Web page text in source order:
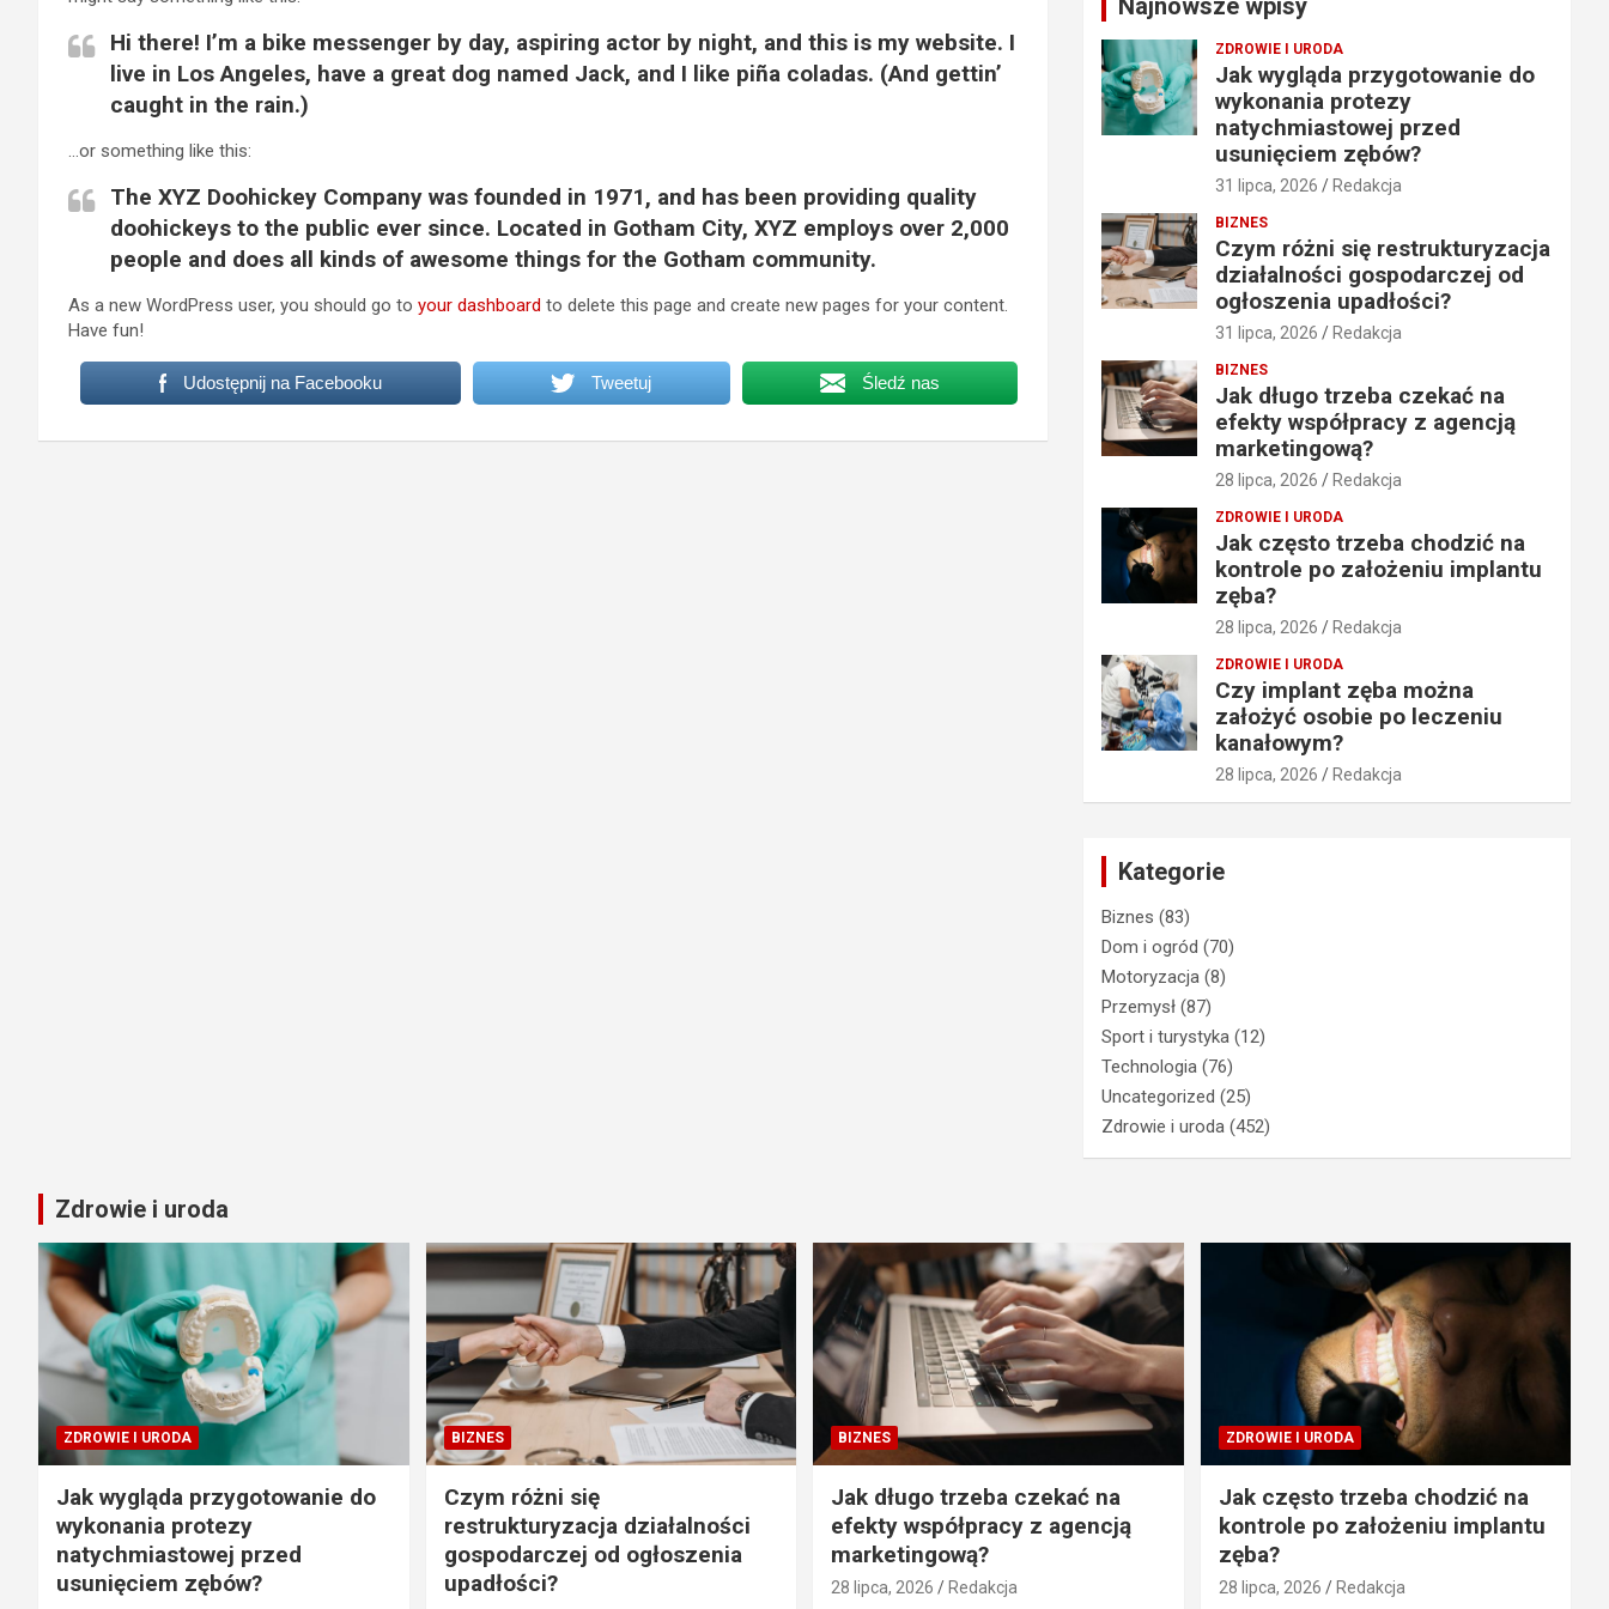
Hi there! I’m a bike messenger by day, aspiring actor by night, and this is my website. I
live in Los Angeles, have a great dog named Jack, and I like piña coladas. (And gettin’
caught in the rain.)
…or something like this:
The XYZ Doohickey Company was founded in 1971, and has been providing quality
doohickeys to the public ever since. Located in Gotham City, XYZ employs over 2,000
people and does all kinds of awesome things for the Gotham community.
As a new WordPress user, you should go to your dashboard to delete this page and create new pages for your content.
Have fun!
Udostępnij na Facebooku Tweetuj Śledź nas
Najnowsze wpisy
ZDROWIE I URODA
Jak wygląda przygotowanie do
wykonania protezy
natychmiastowej przed
usunięciem zębów?
31 lipca, 2026 Redakcja
BIZNES
Czym różni się restrukturyzacja
działalności gospodarczej od
ogłoszenia upadłości?
31 lipca, 2026 Redakcja
BIZNES
Jak długo trzeba czekać na
efekty współpracy z agencją
marketingową?
28 lipca, 2026 Redakcja
ZDROWIE I URODA
Jak często trzeba chodzić na
kontrole po założeniu implantu
zęba?
28 lipca, 2026 Redakcja
ZDROWIE I URODA
Czy implant zęba można
założyć osobie po leczeniu
kanałowym?
28 lipca, 2026 Redakcja
Kategorie
Biznes (83)
Dom i ogród (70)
Motoryzacja (8)
Przemysł (87)
Sport i turystyka (12)
Technologia (76)
Uncategorized (25)
Zdrowie i uroda (452)
Zdrowie i uroda
ZDROWIE I URODA
Jak wygląda przygotowanie do
wykonania protezy
natychmiastowej przed
usunięciem zębów?
BIZNES
Czym różni się
restrukturyzacja działalności
gospodarczej od ogłoszenia
upadłości?
BIZNES
Jak długo trzeba czekać na
efekty współpracy z agencją
marketingową?
28 lipca, 2026 Redakcja
ZDROWIE I URODA
Jak często trzeba chodzić na
kontrole po założeniu implantu
zęba?
28 lipca, 2026 Redakcja